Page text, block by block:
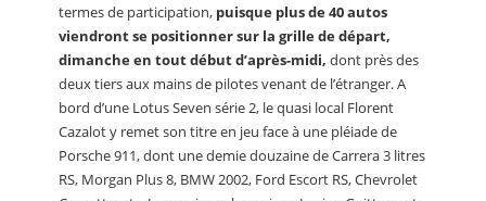
termes de participation, puisque plus de 40 autos
viendront se positionner sur la grille de départ,
dimanche en tout début d’après-midi, dont près des
deux tiers aux mains de pilotes venant de l’étranger. A
bord d’une Lotus Seven série 2, le quasi local Florent
Cazalot y remet son titre en jeu face à une pléiade de
Porsche 911, dont une demie douzaine de Carrera 3 litres
RS, Morgan Plus 8, BMW 2002, Ford Escort RS, Chevrolet